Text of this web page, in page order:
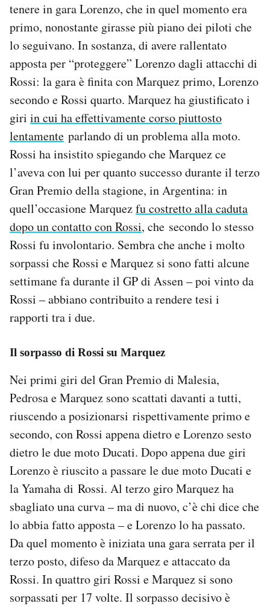
tenere in gara Lorenzo, che in quel momento era
primo, nonostante girasse più piano dei piloti che
lo seguivano. In sostanza, di avere rallentato
apposta per “proteggere” Lorenzo dagli attacchi di
Rossi: la gara è finita con Marquez primo, Lorenzo
secondo e Rossi quarto. Marquez ha giustificato i
giri in cui ha effettivamente corso piuttosto
lentamente parlando di un problema alla moto.
Rossi ha insistito spiegando che Marquez ce
l’aveva con lui per quanto successo durante il terzo
Gran Premio della stagione, in Argentina: in
quell’occasione Marquezfu costretto alla caduta
dopo un contatto con Rossi, che secondo lo stesso
Rossi fu involontario. Sembra che anche i molto
sorpassi che Rossi e Marquez si sono fatti alcune
settimane fa durante il GP di Assen – poi vinto da
Rossi – abbiano contribuito a rendere tesi i
rapporti tra i due.
Il sorpasso di Rossi su Marquez
Nei primi giri del Gran Premio di Malesia,
Pedrosa e Marquez sono scattati davanti a tutti,
riuscendo a posizionarsi rispettivamente primo e
secondo, con Rossi appena dietro e Lorenzo sesto
dietro le due moto Ducati. Dopo appena due giri
Lorenzo è riuscito a passare le due moto Ducati e
la Yamaha di Rossi. Al terzo giro Marquez ha
sbagliato una curva – ma di nuovo, c’è chi dice che
lo abbia fatto apposta – e Lorenzo lo ha passato.
Da quel momento è iniziata una gara serrata per il
terzo posto, difeso da Marquez e attaccato da
Rossi. In quattro giri Rossi e Marquez si sono
sorpassati per 17 volte. Il sorpasso decisivo è